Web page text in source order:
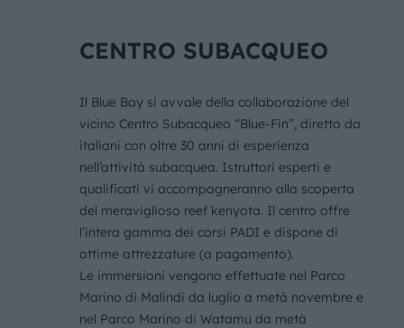
CENTRO SUBACQUEO
Il Blue Bay si avvale della collaborazione del
vicino Centro Subacqueo “Blue-Fin”, diretto da
italiani con oltre 30 anni di esperienza
nell’attività subacquea. Istruttori esperti e
qualificati vi accompagneranno alla scoperta
del meraviglioso reef kenyota. Il centro offre
l’intera gamma dei corsi PADI e dispone di
ottime attrezzature (a pagamento).
Le immersioni vengono effettuate nel Parco
Marino di Malindi da luglio a metà novembre e
nel Parco Marino di Watamu da metà